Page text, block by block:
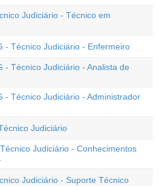
Judiciário - Técnico em
- Técnico Judiciário - Enfermeiro
- Técnico Judiciário - Analista de
- Técnico Judiciário - Administrador
Judiciário
Judiciário - Conhecimentos
Judiciário - Suporte Técnico